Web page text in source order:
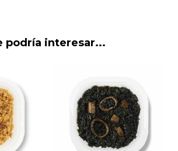
podría interesar...